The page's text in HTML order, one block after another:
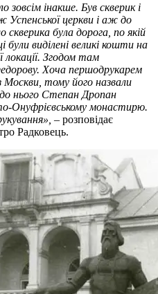
зовсім інакше. Був скверик і
Успенської церкви і аж до
скверика була дорога, по якій
виділені великі кошти на
локації. Згодом там
Хоча першодрукарем
Москви, тому його назвали
нього Степан Дропан
Онуфрієвському монастирю.
– розповідає
Радковець.